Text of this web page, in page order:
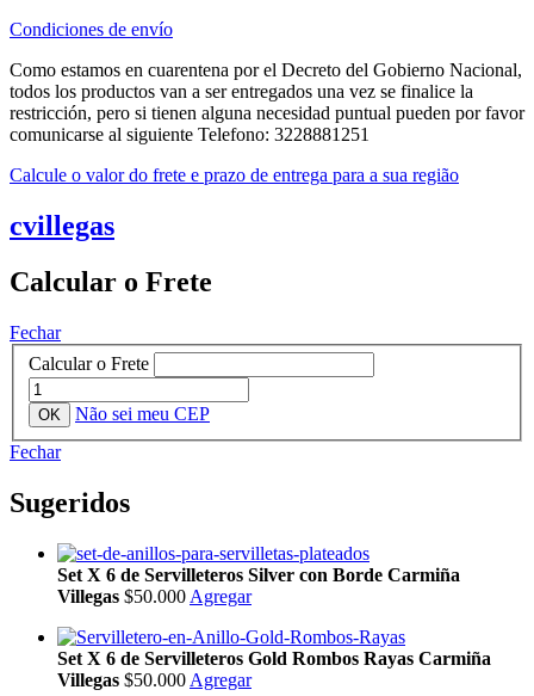
Condiciones de envío
Como estamos en cuarentena por el Decreto del Gobierno Nacional,
todos los productos van a ser entregados una vez se finalice la
restricción, pero si tienen alguna necesidad puntual pueden por favor
comunicarse al siguiente Telefono: 3228881251
Calcule o valor do frete e prazo de entrega para a sua região
cvillegas
Calcular o Frete
Fechar
Calcular o Frete
Não sei meu CEP
Fechar
Sugeridos
Set X 6 de Servilleteros Silver con Borde Carmiña
Villegas $50.000 Agregar
Set X 6 de Servilleteros Gold Rombos Rayas Carmiña
Villegas $50.000 Agregar